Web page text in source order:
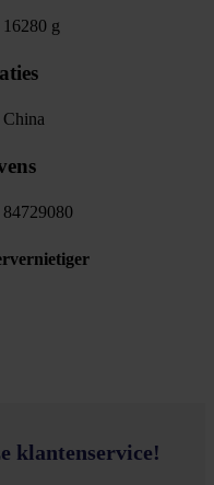
16280 g
China
84729080
klantenservice!